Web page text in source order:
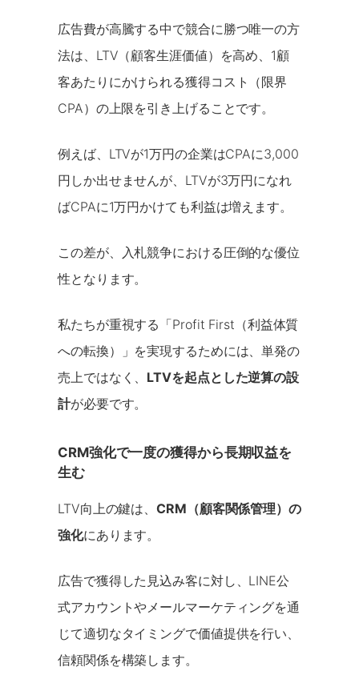
広告費が高騰する中で競合に勝つ唯一の方
法は、LTV（顧客生涯価値）を高め、1顧
客あたりにかけられる獲得コスト（限界
CPA）の上限を引き上げることです。
例えば、LTVが1万円の企業はCPAに3,000
円しか出せませんが、LTVが3万円になれ
ばCPAに1万円かけても利益は増えます。
この差が、入札競争における圧倒的な優位
性となります。
私たちが重視する「Profit First（利益体質
への転換）」を実現するためには、単発の
売上ではなく、 LTVを起点とした逆算の設
計が必要です。
CRM強化で一度の獲得から長期収益を
生む
LTV向上の鍵は、CRM（顧客関係管理）の
強化にあります。
広告で獲得した見込み客に対し、LINE公
式アカウントやメールマーケティングを通
じて適切なタイミングで価値提供を行い、
信頼関係を構築します。